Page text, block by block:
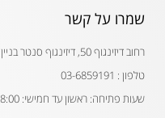
שמרו על קשר
רחוב דיזינגוף 50, דיזינגוף סנטר בניין ב׳, קומה שנייה, תל אביב
טלפון : 03-6859191
שעות פתיחה: ראשון עד חמישי: 10:00-18:00 שישי: 10:00-14:00